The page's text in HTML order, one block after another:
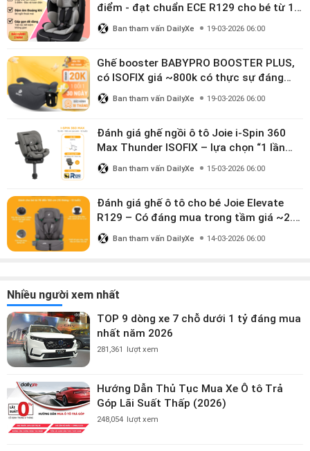
điểm - đạt chuẩn ECE R129 cho bé từ 1–
10 tuổi
Ban tham vấn DailyXe 19-03-2026 06:00
Ghế booster BABYPRO BOOSTER PLUS,
có ISOFIX giá ~800k có thực sự đáng
mua?
Ban tham vấn DailyXe 19-03-2026 06:00
Đánh giá ghế ngồi ô tô Joie i-Spin 360
Max Thunder ISOFIX – lựa chọn “1 lần
dùng đến 12 năm” có đáng giá gần 9
triệu?
Ban tham vấn DailyXe 15-03-2026 06:00
Đánh giá ghế ô tô cho bé Joie Elevate
R129 – Có đáng mua trong tầm giá ~2.8
triệu?
Ban tham vấn DailyXe 14-03-2026 06:00
Nhiều người xem nhất
TOP 9 dòng xe 7 chỗ dưới 1 tỷ đáng mua
nhất năm 2026
281,361 lượt xem
Hướng Dẫn Thủ Tục Mua Xe Ô tô Trả
Góp Lãi Suất Thấp (2026)
248,054 lượt xem